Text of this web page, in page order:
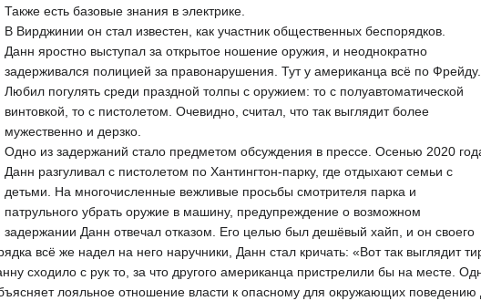
Также есть базовые знания в электрике.
В Вирджинии он стал известен, как участник общественных беспорядков.
Данн яростно выступал за открытое ношение оружия, и неоднократно
задерживался полицией за правонарушения. Тут у американца всё по Фрейду.
Любил погулять среди праздной толпы с оружием: то с полуавтоматической
винтовкой, то с пистолетом. Очевидно, считал, что так выглядит более
мужественно и дерзко.
Одно из задержаний стало предметом обсуждения в прессе. Осенью 2020
Данн разгуливал с пистолетом по Хантингтон-парку, где отдыхают семьи с
детьми. На многочисленные вежливые просьбы смотрителя парка и
патрульного убрать оружие в машину, предупреждение о возможном
задержании Данн отвечал отказом. Его целью был дешёвый хайп, и он своего
всё же надел на него наручники, Данн стал кричать: «Вот так выглядит
сходило с рук то, за что другого американца пристрелили бы на
лояльное отношение власти к опасному для окружающих поведению